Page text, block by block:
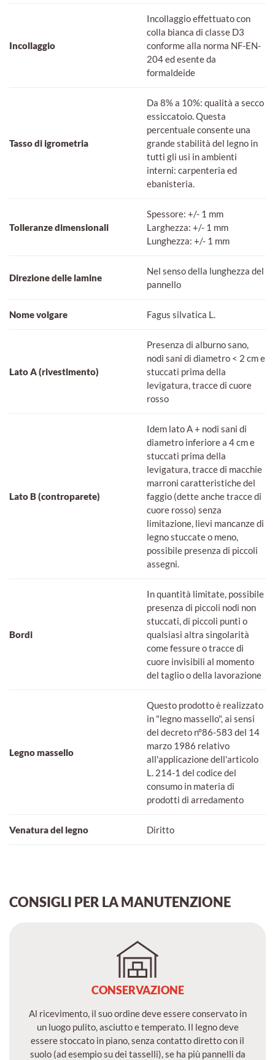
Incollaggio
Incollaggio effettuato con
colla bianca di classe D3
conforme alla norma NF-EN-
204 ed esente da
formaldeide
Tasso di igrometria
Da 8% a 10%: qualità a secco
essiccatoio. Questa
percentuale consente una
grande stabilità del legno in
tutti gli usi in ambienti
interni: carpenteria ed
ebanisteria.
Tolleranze dimensionali
Spessore: +/- 1 mm
Larghezza: +/- 1 mm
Lunghezza: +/- 1 mm
Direzione delle lamine
Nel senso della lunghezza del
pannello
Nome volgare Fagus silvatica L.
Lato A (rivestimento)
Presenza di alburno sano,
nodi sani di diametro < 2 cm e
stuccati prima della
levigatura, tracce di cuore
rosso
Lato B (controparete)
Idem lato A + nodi sani di
diametro inferiore a 4 cm e
stuccati prima della
levigatura, tracce di macchie
marroni caratteristiche del
faggio (dette anche tracce di
cuore rosso) senza
limitazione, lievi mancanze di
legno stuccate o meno,
possibile presenza di piccoli
assegni.
Bordi
In quantità limitate, possibile
presenza di piccoli nodi non
stuccati, di piccoli punti o
qualsiasi altra singolarità
come fessure o tracce di
cuore invisibili al momento
del taglio o della lavorazione
Legno massello
Questo prodotto è realizzato
in "legno massello", ai sensi
del decreto n°86-583 del 14
marzo 1986 relativo
all'applicazione dell'articolo
L. 214-1 del codice del
consumo in materia di
prodotti di arredamento
Venatura del legno Diritto
CONSIGLI PER LA MANUTENZIONE
CONSERVAZIONE
Al ricevimento, il suo ordine deve essere conservato in
un luogo pulito, asciutto e temperato. Il legno deve
essere stoccato in piano, senza contatto diretto con il
suolo (ad esempio su dei tasselli), se ha più pannelli da